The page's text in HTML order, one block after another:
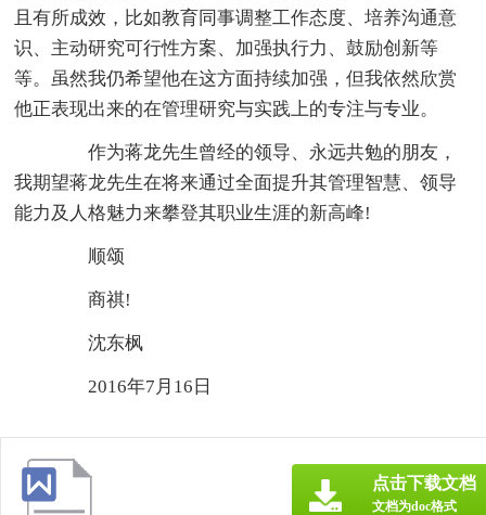
且有所成效，比如教育同事调整工作态度、培养沟通意
识、主动研究可行性方案、加强执行力、鼓励创新等
等。虽然我仍希望他在这方面持续加强，但我依然欣赏
他正表现出来的在管理研究与实践上的专注与专业。
作为蒋龙先生曾经的领导、永远共勉的朋友，
我期望蒋龙先生在将来通过全面提升其管理智慧、领导
能力及人格魅力来攀登其职业生涯的新高峰!
顺颂
商祺!
沈东枫
2016年7月16日
点击下载文档
文档为doc格式